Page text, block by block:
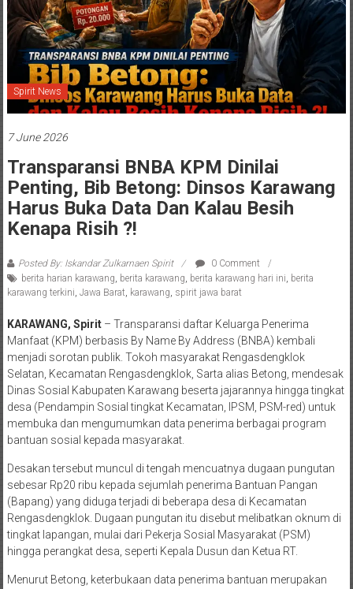
Spirit News
7 June 2026
Transparansi BNBA KPM Dinilai
Penting, Bib Betong: Dinsos Karawang
Harus Buka Data Dan Kalau Besih
Kenapa Risih ?!
Posted By: Iskandar Zulkarnaen Spirit
0 Comment
berita harian karawang, berita karawang, berita karawang hari ini, berita
karawang terkini, Jawa Barat, karawang, spirit jawa barat
KARAWANG, Spirit– Transparansi daftar Keluarga Penerima
Manfaat (KPM) berbasis By Name By Address (BNBA) kembali
menjadi sorotan publik. Tokoh masyarakat Rengasdengklok
Selatan, Kecamatan Rengasdengklok, Sarta alias Betong, mendesak
Dinas Sosial Kabupaten Karawang beserta jajarannya hingga tingkat
desa (Pendampin Sosial tingkat Kecamatan, IPSM, PSM-red) untuk
membuka dan mengumumkan data penerima berbagai program
bantuan sosial kepada masyarakat.
Desakan tersebut muncul di tengah mencuatnya dugaan pungutan
sebesar Rp20 ribu kepada sejumlah penerima Bantuan Pangan
(Bapang) yang diduga terjadi di beberapa desa di Kecamatan
Rengasdengklok. Dugaan pungutan itu disebut melibatkan oknum di
tingkat lapangan, mulai dari Pekerja Sosial Masyarakat (PSM)
hingga perangkat desa, seperti Kepala Dusun dan Ketua RT.
Menurut Betong, keterbukaan data penerima bantuan merupakan